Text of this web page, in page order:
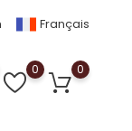
Français
0 0